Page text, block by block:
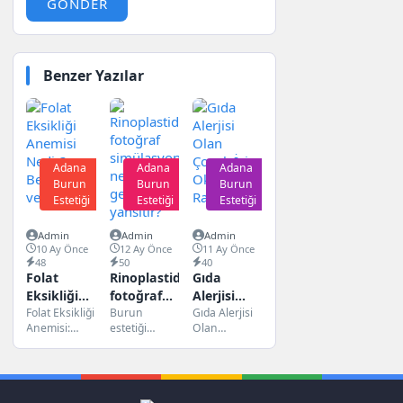
GÖNDER
Benzer Yazılar
Adana
Burun
Estetiği
Admin
10 Ay Önce
48
Folat
Eksikliği
Anemisi
Nedir?
Belirtiler
Folat Eksikliği
Anemisi:
Nelerdir?
Adana
Burun
Estetiği
Admin
12 Ay Önce
50
Rinoplastide
fotoğraf
simülasyonu
ne kadar
gerçeği
Burun
estetiği
ameliyat
Adana
Burun
Estetiği
Admin
11 Ay Önce
40
Gıda
Alerjisi
Olan
Çocuk İçin
Okul
Gıda Alerjisi
Olan
Hazırlama